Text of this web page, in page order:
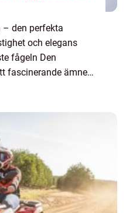
– den perfekta
och elegans
fågeln Den
fascinerande ämne